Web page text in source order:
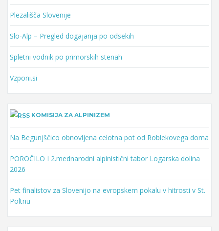
Plezališča Slovenije
Slo-Alp – Pregled dogajanja po odsekih
Spletni vodnik po primorskih stenah
Vzponi.si
KOMISIJA ZA ALPINIZEM
Na Begunjščico obnovljena celotna pot od Roblekovega doma
POROČILO I 2.mednarodni alpinistični tabor Logarska dolina
2026
Pet finalistov za Slovenijo na evropskem pokalu v hitrosti v St.
Pöltnu